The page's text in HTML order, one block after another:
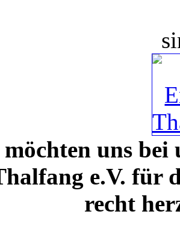
uns bei
e.V. für
recht